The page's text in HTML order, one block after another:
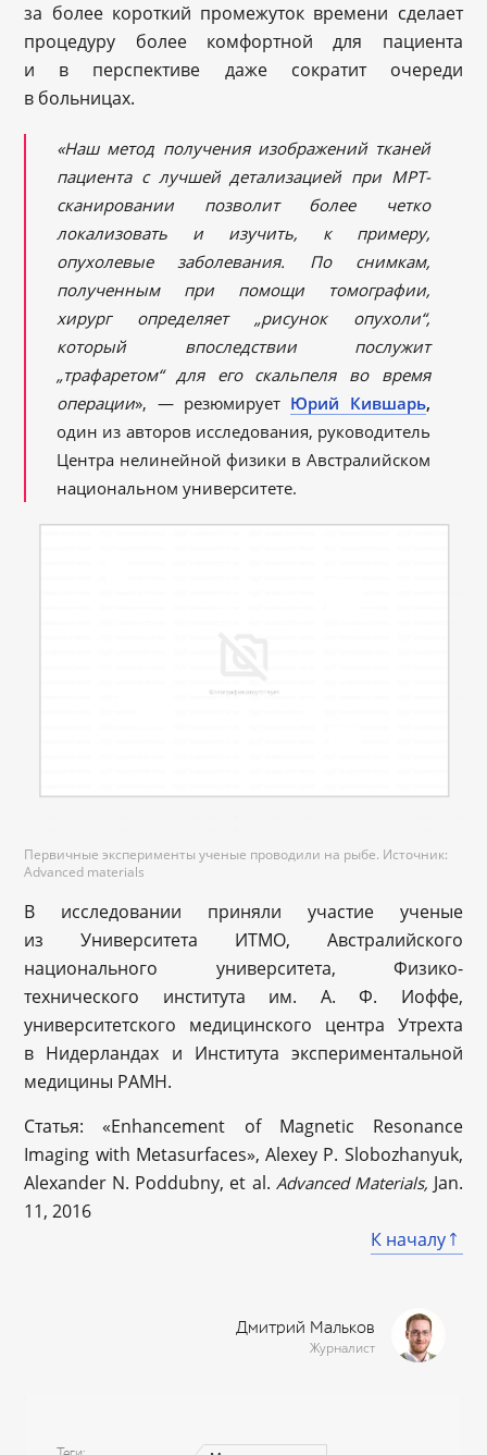
за более короткий промежуток времени сделает
процедуру более комфортной для пациента
и в перспективе даже сократит очереди
в больницах.
«Наш метод получения изображений тканей
пациента с лучшей детализацией при МРТ-
сканировании позволит более четко
локализовать и изучить, к примеру,
опухолевые заболевания. По снимкам,
полученным при помощи томографии,
хирург определяет „рисунок опухоли“,
который впоследствии послужит
„трафаретом“ для его скальпеля во время
операции», — резюмирует Юрий Кившарь,
один из авторов исследования, руководитель
Центра нелинейной физики в Австралийском
национальном университете.
Первичные эксперименты ученые проводили на рыбе. Источник:
Advanced materials
В исследовании приняли участие ученые
из Университета ИТМО, Австралийского
национального университета, Физико-
технического института им. А. Ф. Иоффе,
университетского медицинского центра Утрехта
в Нидерландах и Института экспериментальной
медицины РАМН.
Статья: «Enhancement of Magnetic Resonance
Imaging with Metasurfaces», Alexey P. Slobozhanyuk,
Alexander N. Poddubny, et al. Advanced Materials, Jan.
11, 2016
К началу
Дмитрий Мальков
Журналист